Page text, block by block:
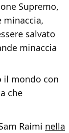
Supremo,
minaccia,
salvato
minaccia
il mondo con
che
Raimi nella